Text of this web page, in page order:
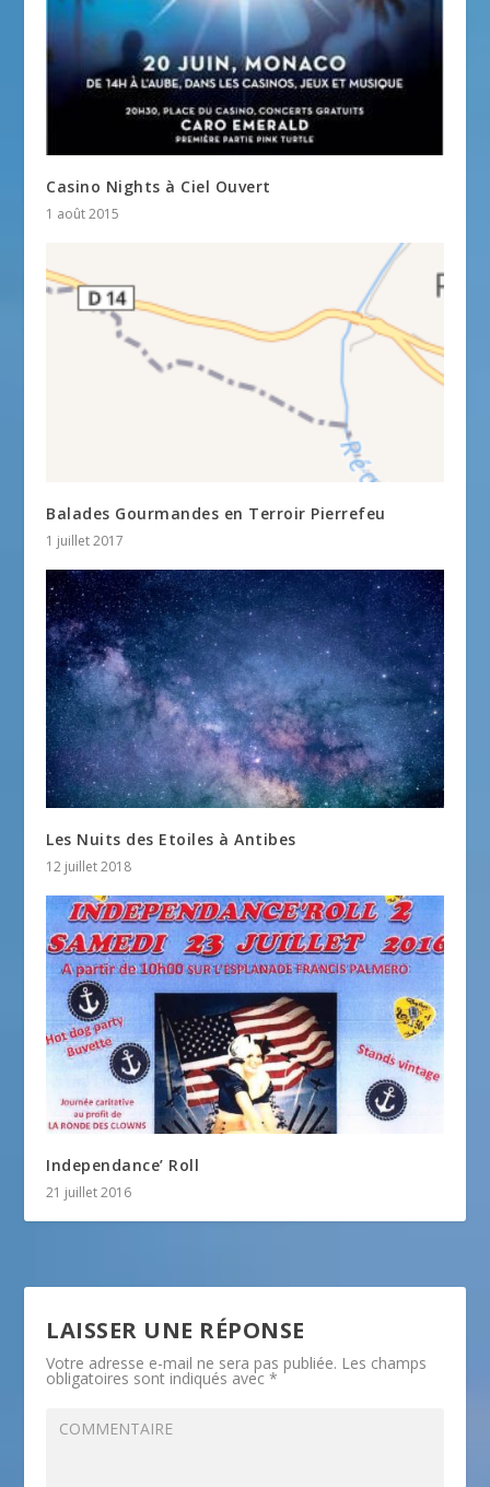
Casino Nights à Ciel Ouvert
1 août 2015
Balades Gourmandes en Terroir Pierrefeu
1 juillet 2017
Les Nuits des Etoiles à Antibes
12 juillet 2018
Independance’ Roll
21 juillet 2016
LAISSER UNE RÉPONSE
Votre adresse e-mail ne sera pas publiée. Les champs
obligatoires sont indiqués avec*